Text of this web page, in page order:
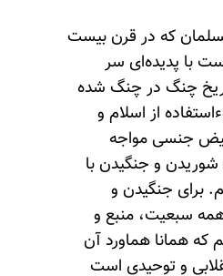
مسلمان که در قرن بیست
است با پدیده‌ای سر
چنگ در چنگ شده
از اسلام و
جنسی مواجه
و جنگیدن با
برای جنگیدن و
سبعیت، منبع و
که همانا هماورد آن
و توحیدی است